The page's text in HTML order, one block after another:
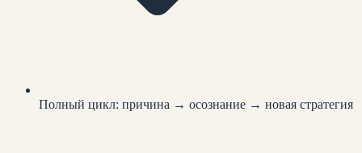
Полный цикл: причина → осознание → новая стратегия